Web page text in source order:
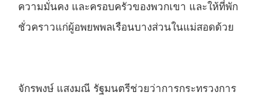
ความมั่นคง และครอบครัวของพวกเขา และให้ที่พัก
ชั่วคราวแก่ผู้อพยพพลเรือนบางส่วนในแม่สอดด้วย
จักรพงษ์ แสงมณี รัฐมนตรีช่วยว่าการกระทรวงการ